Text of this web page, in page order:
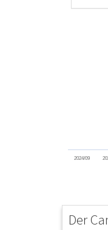
2024/09
Der